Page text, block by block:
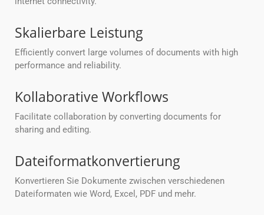
Skalierbare Leistung
Efficiently convert large volumes of documents with high
performance and reliability.
Kollaborative Workflows
Facilitate collaboration by converting documents for
sharing and editing.
Dateiformatkonvertierung
Konvertieren Sie Dokumente zwischen verschiedenen
Dateiformaten wie Word, Excel, PDF und mehr.